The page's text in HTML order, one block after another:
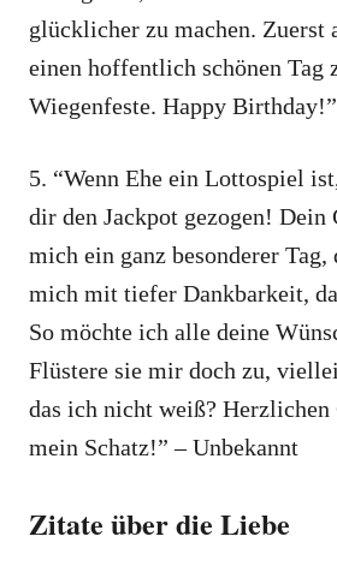
glücklicher zu machen. Zuerst
einen hoffentlich schönen Tag
Wiegenfeste. Happy
5. “Wenn Ehe ein Lottospiel
dir den Jackpot gezogen! Dein
mich ein ganz besonderer
mich mit tiefer Dankbarkeit,
So möchte ich alle deine
Flüstere sie mir doch zu,
das ich nicht weiß? Herzlichen
mein Schatz!” – Unbekannt
Zitate über die Liebe